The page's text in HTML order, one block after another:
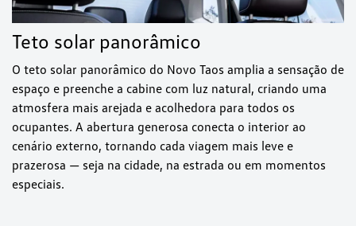
Teto solar panorâmico
O teto solar panorâmico do Novo Taos amplia a sensação de
espaço e preenche a cabine com luz natural, criando uma
atmosfera mais arejada e acolhedora para todos os
ocupantes. A abertura generosa conecta o interior ao
cenário externo, tornando cada viagem mais leve e
prazerosa — seja na cidade, na estrada ou em momentos
especiais.